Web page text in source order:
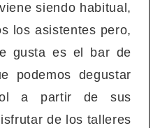
siendo habitual,
los asistentes pero,
gusta es el bar de
podemos degustar
a partir de sus
de los talleres